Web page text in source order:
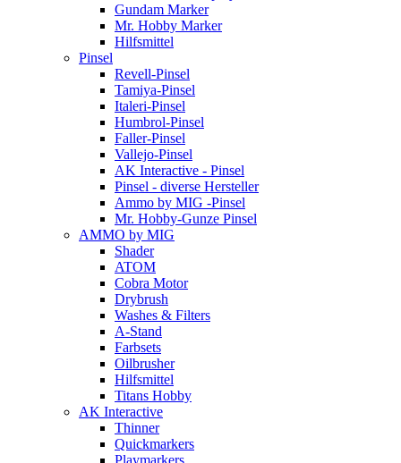
Gundam Marker
Mr. Hobby Marker
Hilfsmittel
Pinsel
Revell-Pinsel
Tamiya-Pinsel
Italeri-Pinsel
Humbrol-Pinsel
Faller-Pinsel
Vallejo-Pinsel
AK Interactive - Pinsel
Pinsel - diverse Hersteller
Ammo by MIG -Pinsel
Mr. Hobby-Gunze Pinsel
AMMO by MIG
Shader
ATOM
Cobra Motor
Drybrush
Washes & Filters
A-Stand
Farbsets
Oilbrusher
Hilfsmittel
Titans Hobby
AK Interactive
Thinner
Quickmarkers
Playmarkers